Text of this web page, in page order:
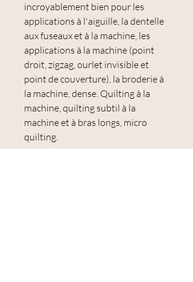
incroyablement bien pour les
applications à l'aiguille, la dentelle
aux fuseaux et à la machine, les
applications à la machine (point
droit, zigzag, ourlet invisible et
point de couverture), la broderie à
la machine, dense. Quilting à la
machine, quilting subtil à la
machine et à bras longs, micro
quilting.